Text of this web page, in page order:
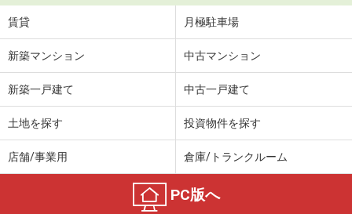
賃貸 月極駐車場
新築マンション 中古マンション
新築一戸建て 中古一戸建て
土地を探す 投資物件を探す
店舗/事業用 倉庫/トランクルーム
PC版へ